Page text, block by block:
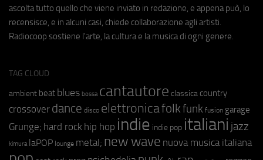
ascolta tutto quello che viene inviato in redazione, e appena può, lo
recensisce, e in alcuni casi, chiede collaborazione agli artisti.
Radiocoop sostiene l'arte, la cultura e la musica di ogni genere.
TAG CLOUD
ambient beat blues bossa cantautore classica country
crossover dance disco elettronicafolkfunk fusion garage
Grunge; hard rock hip hop indie indie pop italiani jazz
kimura laPOP lounge metal; new wave nuova musica italiana